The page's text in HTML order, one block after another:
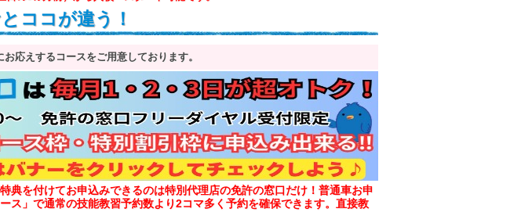
ココが違う！
応えするコースをご用意しております。
典を付けてお申込みできるのは特別代理店の免許の窓口だけ！ 普通車お申
ス」で通常の技能教習予約数より2コマ多く予約を確保できます。 直接教